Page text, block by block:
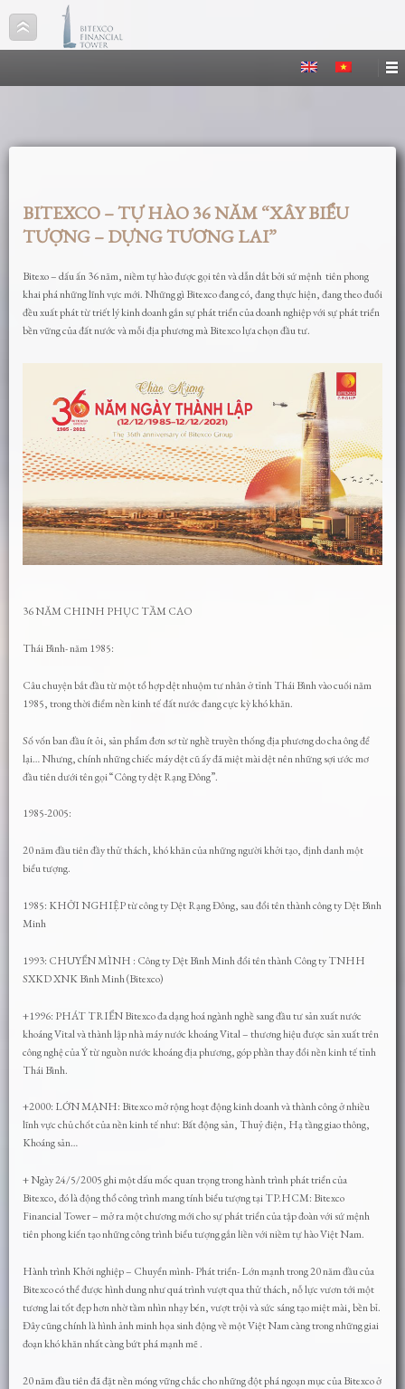
BITEXCO – TỰ HÀO 36 NĂM “XÂY BIỂU
TƯỢNG – DỰNG TƯƠNG LAI”
Bitexo – dấu ấn 36 năm, niềm tự hào được gọi tên và dẫn dắt bởi sứ mệnh tiên phong
khai phá những lĩnh vực mới. Những gì Bitexco đang có, đang thực hiện, đang theo đuổi
đều xuất phát từ triết lý kinh doanh gắn sự phát triển của doanh nghiệp với sự phát triển
bền vững của đất nước và mỗi địa phương mà Bitexco lựa chọn đầu tư.
36 NĂM CHINH PHỤC TẦM CAO
Thái Bình- năm 1985:
Câu chuyện bắt đầu từ một tổ hợp dệt nhuộm tư nhân ở tỉnh Thái Bình vào cuối năm
1985, trong thời điểm nền kinh tế đất nước đang cực kỳ khó khăn.
Số vốn ban đầu ít ỏi, sản phẩm đơn sơ từ nghề truyền thống địa phương do cha ông để
lại… Nhưng, chính những chiếc máy dệt cũ ấy đã miệt mài dệt nên những sợi ước mơ
đầu tiên dưới tên gọi “Công ty dệt Rạng Đông”.
1985-2005:
20 năm đầu tiên đầy thử thách, khó khăn của những người khởi tạo, định danh một
biểu tượng.
1985: KHỞI NGHIỆP từ công ty Dệt Rạng Đông, sau đổi tên thành công ty Dệt Bình
Minh
1993: CHUYỂN MÌNH : Công ty Dệt Bình Minh đổi tên thành Công ty TNHH
SXKD XNK Bình Minh (Bitexco)
+1996: PHÁT TRIỂN Bitexco đa dạng hoá ngành nghề sang đầu tư sản xuất nước
khoáng Vital và thành lập nhà máy nước khoáng Vital – thương hiệu được sản xuất trên
công nghệ của Ý từ nguồn nước khoáng địa phương, góp phần thay đổi nền kinh tế tỉnh
Thái Bình.
+2000: LỚN MẠNH: Bitexco mở rộng hoạt động kinh doanh và thành công ở nhiều
lĩnh vực chủ chốt của nền kinh tế như: Bất động sản, Thuỷ điện, Hạ tầng giao thông,
Khoáng sản…
+ Ngày 24/5/2005 ghi một dấu mốc quan trọng trong hành trình phát triển của
Bitexco, đó là động thổ công trình mang tính biểu tượng tại TP.HCM: Bitexco
Financial Tower – mở ra một chương mới cho sự phát triển của tập đoàn với sứ mệnh
tiên phong kiến tạo những công trình biểu tượng gắn liền với niềm tự hào Việt Nam.
Hành trình Khởi nghiệp – Chuyển mình- Phát triển- Lớn mạnh trong 20 năm đầu của
Bitexco có thể được hình dung như quá trình vượt qua thử thách, nỗ lực vươn tới một
tương lai tốt đẹp hơn nhờ tầm nhìn nhạy bén, vượt trội và sức sáng tạo miệt mài, bền bỉ.
Đây cũng chính là hình ảnh minh họa sinh động về một Việt Nam càng trong những giai
đoạn khó khăn nhất càng bứt phá mạnh mẽ .
20 năm đầu tiên đã đặt nền móng vững chắc cho những đột phá ngoạn mục của Bitexco ở